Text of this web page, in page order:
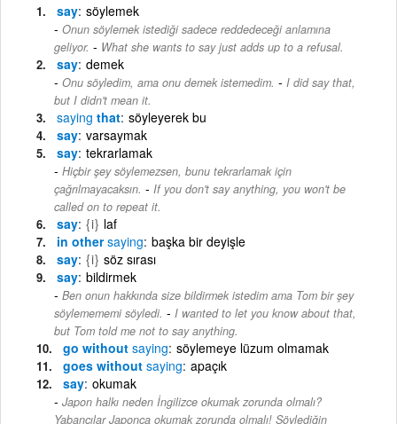
say söylemek
Onun söylemek istediği sadece reddedeceği anlamına
geliyor. - What she wants to say just adds up to a refusal.
say demek
Onu söyledim, ama onu demek istemedim. - I did say that,
but I didn't mean it.
saying that söyleyerek bu
say varsaymak
say tekrarlamak
Hiçbir şey söylemezsen, bunu tekrarlamak için
çağrılmayacaksın. - If you don't say anything, you won't be
called on to repeat it.
say {i} laf
in othersaying başka bir deyişle
say {i} söz sırası
say bildirmek
Ben onun hakkında size bildirmek istedim ama Tom bir şey
söylemememi söyledi. - I wanted to let you know about that,
but Tom told me not to say anything.
go without saying söylemeye lüzum olmamak
goes without saying apaçık
say okumak
Japon halkı neden İngilizce okumak zorunda olmalı?
Yabancılar Japonca okumak zorunda olmalı! Söylediğin